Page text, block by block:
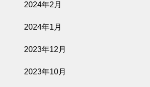
2024年2月
2024年1月
2023年12月
2023年10月